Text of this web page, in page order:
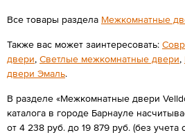
Все товары раздела Межкомнатные
Также вас может заинтересовать:
двери, Светлые межкомнатные двери,
двери Эмаль.
В разделе «Межкомнатные двери
каталога в городе Барнауле
от 4 238 руб. до 19 879 руб. (без учета